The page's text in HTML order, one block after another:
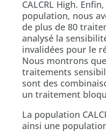
CALCRL High.
population, nous
de plus de 80
analysé la
invalidées pour le
Nous montrons
traitements
sont des
un traitement
La population
ainsi une